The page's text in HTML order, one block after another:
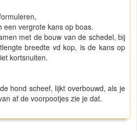
een vergrote kans op boas.
met de bouw van de schedel, bij
breedte vd kop, is de kans op
kortsnuiten.
hond scheef, lijkt overbouwd, als je
af de voorpootjes zie je dat.